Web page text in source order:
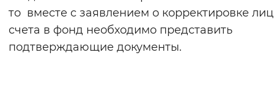
то вместе с заявлением о корректировке
счета в фонд необходимо представить
подтверждающие документы.